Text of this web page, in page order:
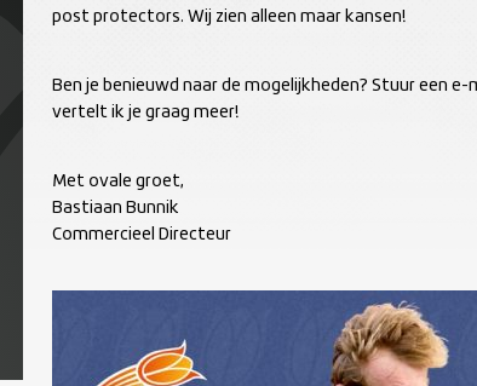
post protectors. Wij zien alleen maar kansen!
Ben je benieuwd naar de mogelijkheden? Stuur een e-
vertelt ik je graag meer!
Met ovale groet,
Bastiaan Bunnik
Commercieel Directeur